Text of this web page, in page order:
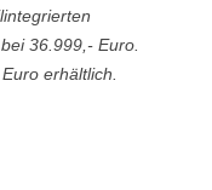
36.999,- Euro.
erhältlich.